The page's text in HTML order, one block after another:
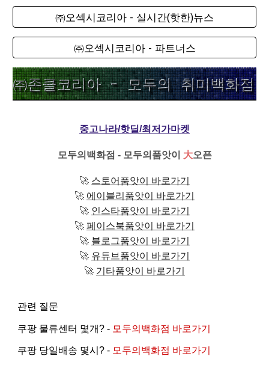
㈜오섹시코리아 - 실시간(핫한)뉴스
㈜오섹시코리아 - 파트너스
중고나라/핫딜/최저가마켓
모두의백화점 - 모두의품앗이 大오픈
🚀 스토어품앗이 바로가기
🚀 에이블리품앗이 바로가기
🚀 인스타품앗이 바로가기
🚀 페이스북품앗이 바로가기
🚀 블로그품앗이 바로가기
🚀 유튜브품앗이 바로가기
🚀 기타품앗이 바로가기
관련 질문
쿠팡 물류센터 몇개? - 모두의백화점 바로가기
쿠팡 당일배송 몇시? - 모두의백화점 바로가기